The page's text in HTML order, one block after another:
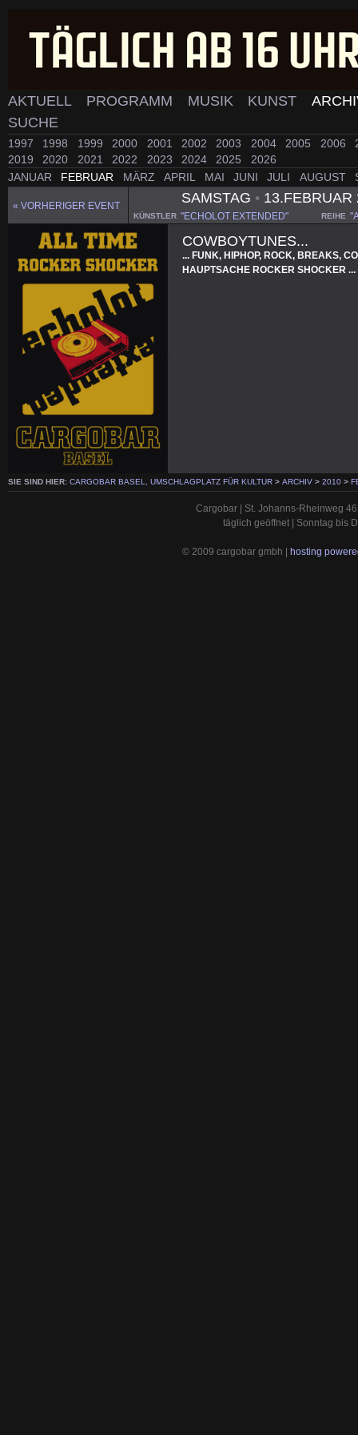
AKTUELL PROGRAMM MUSIK KUNST
SUCHE
1997 1998 1999 2000 2001 2002 2003 2004 2005 2006
2019
2020 2021 2022 2023 2024 2025
2026
JANUAR
FEBRUAR MÄRZ APRIL MAI JUNI JULI AUGUST
« VORHERIGER EVENT
SAMSTAG •13.FEBRUAR
KÜNSTLER "ECHOLOT EXTENDED" REIHE
COWBOYTUNES...
... FUNK, HIPHOP, ROCK, BREAKS,
HAUPTSACHE ROCKER SHOCKER
SIE SIND HIER: CARGOBAR BASEL, UMSCHLAGPLATZ FÜR KULTUR > ARCHIV > 2010 >
Cargobar | St. Johanns-Rheinweg
täglich geöffnet | Sonntag bis
© 2009 cargobar gmbh | hosting